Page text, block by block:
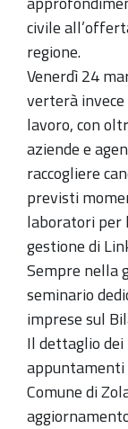
civile
regione.
Venerdì 24
verterà
lavoro, con
aziende e
raccogliere
previsti
laboratori per
gestione di
Sempre nella
seminario
imprese sul
Il dettaglio
appuntamenti
Comune di